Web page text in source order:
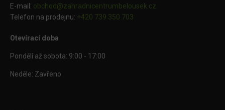
E-mail: obchod@zahradnicentrumbelousek.cz
Telefon na prodejnu: +420 739 350 703
Otevírací doba
Pondělí až sobota: 9:00 - 17:00
Neděle: Zavřeno